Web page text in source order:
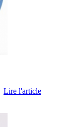
Lire l'article